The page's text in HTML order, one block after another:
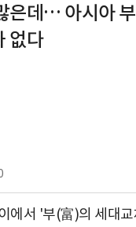
은데… 아시아
없다
에서 '부(富)의 세대